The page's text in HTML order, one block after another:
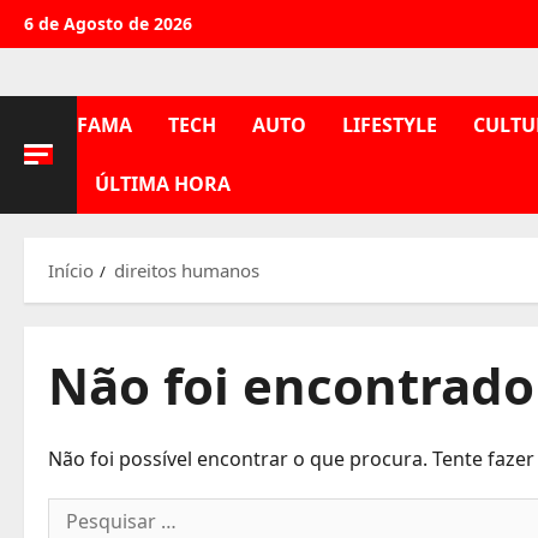
Avançar
para
conteúdo
6 de Agosto de 2026
FAMA TECH AUTO LIFESTYLE
ÚLTIMA HORA
Início direitos humanos
Não foi
Não foi possível encontrar o que procura. Tente
Pesquisar